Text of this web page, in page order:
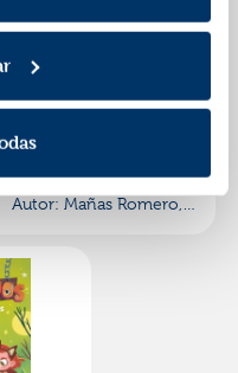
Moztruos 2: el gran
ISBN:
Editorial:Sm
Autor: Mañas Romero,